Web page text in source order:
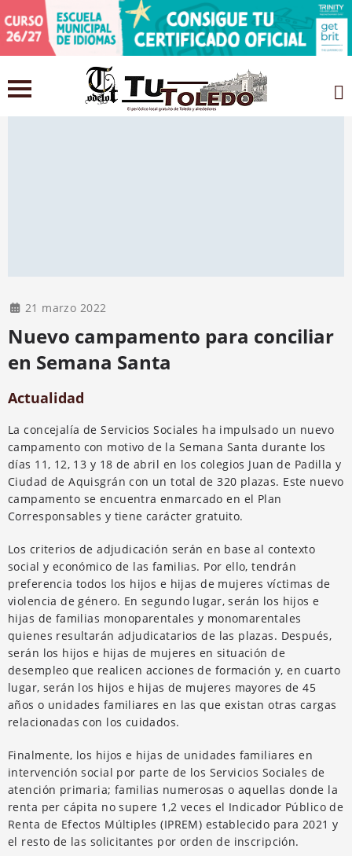
21 marzo 2022
Nuevo campamento para conciliar
en Semana Santa
Actualidad
La concejalía de Servicios Sociales ha impulsado un nuevo
campamento con motivo de la Semana Santa durante los
días 11, 12, 13 y 18 de abril en los colegios Juan de Padilla y
Ciudad de Aquisgrán con un total de 320 plazas. Este nuevo
campamento se encuentra enmarcado en el Plan
Corresponsables y tiene carácter gratuito.
Los criterios de adjudicación serán en base al contexto
social y económico de las familias. Por ello, tendrán
preferencia todos los hijos e hijas de mujeres víctimas de
violencia de género. En segundo lugar, serán los hijos e
hijas de familias monoparentales y monomarentales
quienes resultarán adjudicatarios de las plazas. Después,
serán los hijos e hijas de mujeres en situación de
desempleo que realicen acciones de formación y, en cuarto
lugar, serán los hijos e hijas de mujeres mayores de 45
años o unidades familiares en las que existan otras cargas
relacionadas con los cuidados.
Finalmente, los hijos e hijas de unidades familiares en
intervención social por parte de los Servicios Sociales de
atención primaria; familias numerosas o aquellas donde la
renta per cápita no supere 1,2 veces el Indicador Público de
Renta de Efectos Múltiples (IPREM) establecido para 2021 y
el resto de las solicitantes por orden de inscripción.